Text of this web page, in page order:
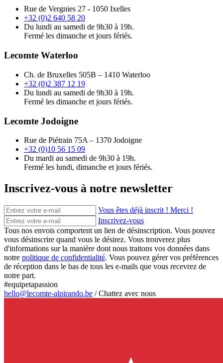
Rue de Vergnies 27 - 1050 Ixelles
+32 (0)2 640 58 20
Du lundi au samedi de 9h30 à 19h.
Fermé les dimanche et jours fériés.
Lecomte Waterloo
Ch. de Bruxelles 505B – 1410 Waterloo
+32 (0)2 387 12 19
Du lundi au samedi de 9h30 à 19h.
Fermé les dimanche et jours fériés.
Lecomte Jodoigne
Rue de Piétrain 75A – 1370 Jodoigne
+32 (0)10 56 15 09
Du mardi au samedi de 9h30 à 19h.
Fermé les lundi, dimanche et jours fériés.
Inscrivez-vous à notre newsletter
Vous êtes déjà inscrit ! Merci !
Inscrivez-vous
Tous nos envois comportent un lien de désinscription. Vous pouvez
vous désinscrire quand vous le désirez. Vous trouverez plus
d'informations sur la manière dont nous traitons vos données dans
notre politique de confidentialité. Vous pouvez gérer vos préférences
de réception dans le bas de tous les e-mails que vous recevrez de
notre part.
#equipetapassion
hello@lecomte-alpirando.be /Chattez avec nous